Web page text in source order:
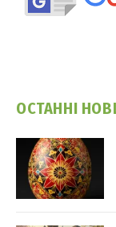
ОСТАННІ